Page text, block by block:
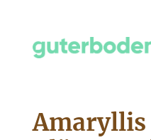
Amaryllis